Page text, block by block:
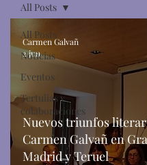
All Posts
Noticias
Eventos
Tertulias y
colaboraciones
All Posts
Nuevos triunfos
Carmen Galvañ en
Madrid y Teruel
Carmen Galvañ
2 jun